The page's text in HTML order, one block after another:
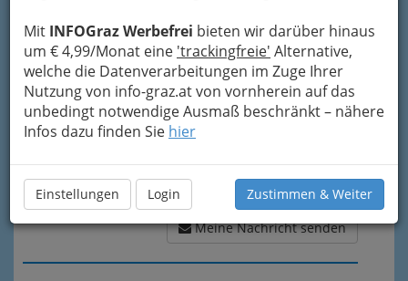
Mit INFOGraz Werbefrei bieten wir darüber hinaus
um € 4,99/Monat eine 'trackingfreie' Alternative,
welche die Datenverarbeitungen im Zuge Ihrer
Nutzung von info-graz.at von vornherein auf das
unbedingt notwendige Ausmaß beschränkt – nähere
Infos dazu finden Sie hier
Einstellungen Login Zustimmen & Weiter
Meine Nachricht senden